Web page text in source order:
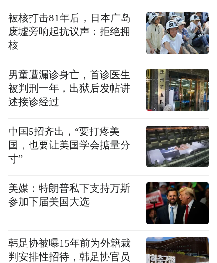
被核打击81年后，日本广岛
废墟旁响起抗议声：拒绝拥
核
男童遭漏诊身亡，首诊医生
被判刑一年，出狱后发帖讲
述接诊经过
中国5招齐出，“要打疼美
国，也要让美国学会掂量分
寸”
美媒：特朗普私下支持万斯
参加下届美国大选
韩足协被曝15年前为外籍裁
判安排性招待，韩足协官员